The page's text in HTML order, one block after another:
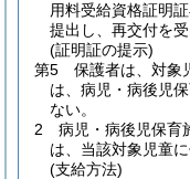
用料受給資格証明
提出し、再交付を
(証明証の提示)
第5 保護者は、対象
は、病児・病後児
ない。
2 病児・病後児保育
は、当該対象児童
(支給方法)